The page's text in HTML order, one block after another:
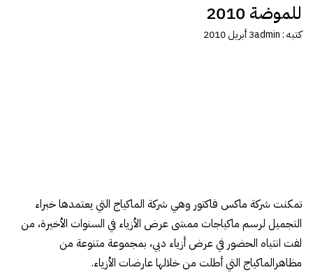
للموضة 2010
كتبه :admin3 أبريل 2010
تمكنت شركة ماكس فاكتور وهي شركة الماكياج التي يعتمدها خبراء
التجميل لرسم ماكياجات ممشى عرض الأزياء في السنوات الأخيرة، من
لفت انتباه الحضور في عرض أزياء دبي، بمجموعة متنوعة من
مظاهرالماكياج التي أطلت من خلالها عارضات الأزياء.